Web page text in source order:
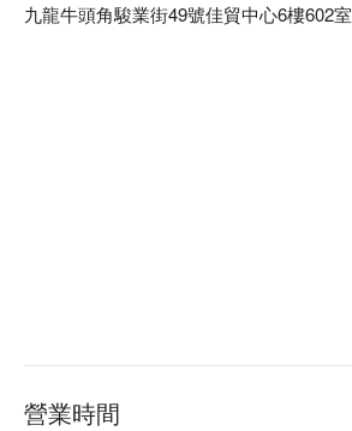
九龍牛頭角駿業街49號佳貿中心6樓602室
營業時間